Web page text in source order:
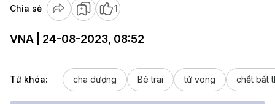
Chia sẻ 1
VNA | 24-08-2023, 08:52
Từ khóa: cha dượng Bé trai tử vong chết bất